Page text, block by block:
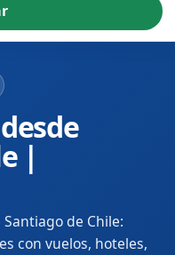
|
de Chile:
con vuelos, hoteles,